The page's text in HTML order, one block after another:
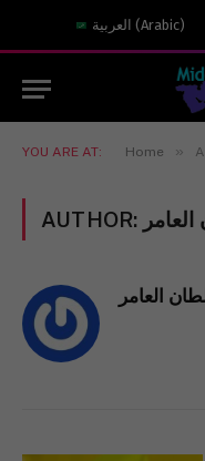
العربية (Arabic)
YOU ARE AT: Home »
AUTHOR:
العامر